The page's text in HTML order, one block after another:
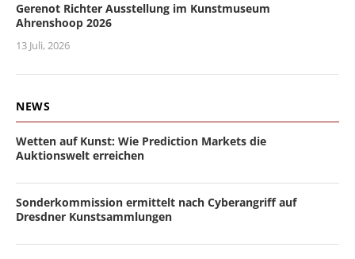
Gerenot Richter Ausstellung im Kunstmuseum
Ahrenshoop 2026
13 Juli, 2026
NEWS
Wetten auf Kunst: Wie Prediction Markets die
Auktionswelt erreichen
Sonderkommission ermittelt nach Cyberangriff auf
Dresdner Kunstsammlungen